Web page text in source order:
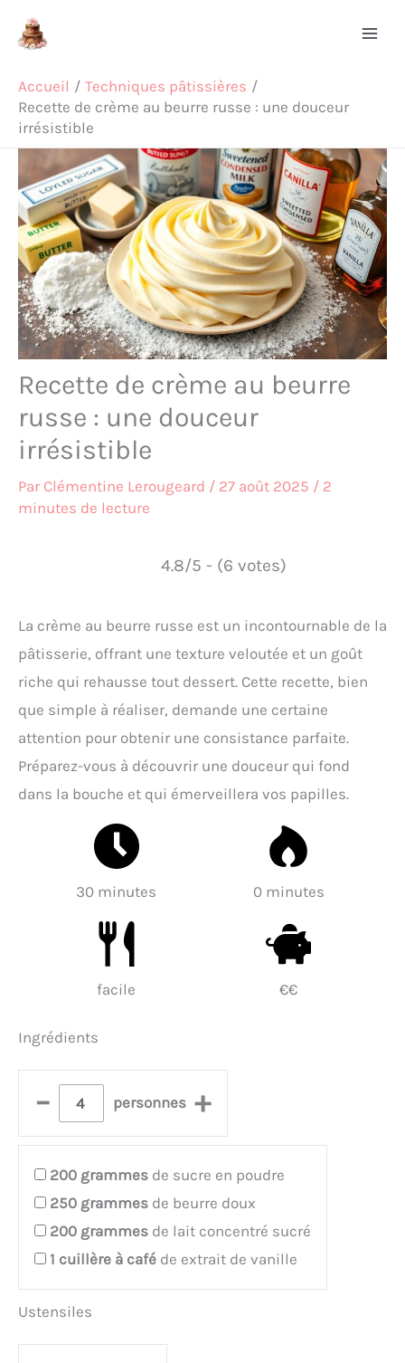
Accueil
Techniques pâtissières
Recette de crème au beurre russe : une douceur
irrésistible
Recette de crème au beurre
russe : une douceur
irrésistible
Par Clémentine Lerougeard / 27 août 2025 / 2
minutes de lecture
4.8/5 - (6 votes)
La crème au beurre russe est un incontournable de la
pâtisserie, offrant une texture veloutée et un goût
riche qui rehausse tout dessert. Cette recette, bien
que simple à réaliser, demande une certaine
attention pour obtenir une consistance parfaite.
Préparez-vous à découvrir une douceur qui fond
dans la bouche et qui émerveillera vos papilles.
30 minutes 0 minutes
facile €€
Ingrédients
– personnes +
200 grammes de sucre en poudre
250 grammes de beurre doux
200 grammes de lait concentré sucré
1 cuillère à café de extrait de vanille
Ustensiles
Rechercher